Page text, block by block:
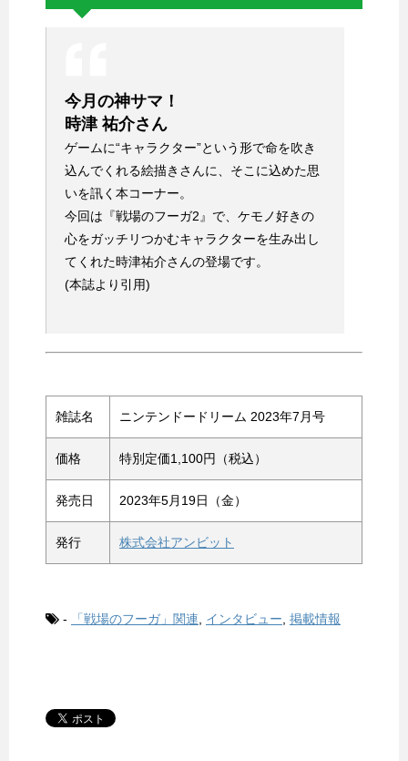
今月の神サマ！
時津 祐介さん
ゲームに“キャラクター”という形で命を吹き
込んでくれる絵描きさんに、そこに込めた思
いを訊く本コーナー。
今回は『戦場のフーガ2』で、ケモノ好きの
心をガッチリつかむキャラクターを生み出し
てくれた時津祐介さんの登場です。
(本誌より引用)
雑誌名 ニンテンドードリーム 2023年7月号
価格 特別定価1,100円（税込）
発売日 2023年5月19日（金）
発行 株式会社アンビット
- 「戦場のフーガ」関連 インタビュー 掲載情報